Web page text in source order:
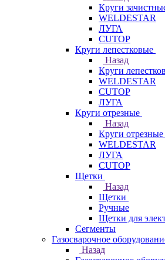
Круги
WELDESTAR
ЛУГА
CUTOP
Круги лепестковые
Назад
Круги
WELDESTAR
CUTOP
ЛУГА
Круги отрезные
Назад
Круги отрезные
WELDESTAR
ЛУГА
CUTOP
Щетки
Назад
Щетки
Ручные
Щетки для
Сегменты
Газосварочное
Назад